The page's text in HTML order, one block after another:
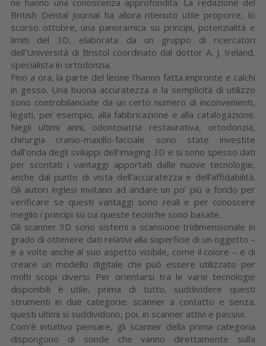
British Dental Journal ha allora ritenuto utile proporre, lo
scorso ottobre, una panoramica su principi, potenzialità e
limiti del 3D, elaborata da un gruppo di ricercatori
dell’Università di Bristol coordinato dal dottor A. J. Ireland,
specialista in ortodonzia.
Fino a ora, la parte del leone l’hanno fatta impronte e calchi
in gesso. Una buona accuratezza e la semplicità di utilizzo
sono controbilanciate da un certo numero di inconvenienti,
legati, per esempio, alla fabbricazione e alla catalogazione.
Negli ultimi anni, odontoiatria restaurativa, ortodonzia,
chirurgia cranio-maxillo-facciale sono state investite
dall’onda degli sviluppi dell’imaging 3D e si sono spesso dati
per scontati i vantaggi apportati dalle nuove tecnologie,
anche dal punto di vista dell’accuratezza e dell’affidabilità.
Gli autori inglesi invitano ad andare un po’ più a fondo per
verificare se questi vantaggi sono reali e per conoscere
meglio i principi su cui queste tecniche sono basate.
Gli scanner 3D sono sistemi a scansione tridimensionale in
grado di ottenere dati relativi alla superficie di un oggetto –
e a volte anche al suo aspetto visibile, come il colore – e di
creare un modello digitale che può essere utilizzato per
molti scopi diversi. Per orientarsi tra le varie tecnologie
disponibili è utile, prima di tutto, suddividere questi
strumenti in due categorie: scanner a contatto e senza;
questi ultimi si suddividono, poi, in scanner attivi e passivi.
Com’è intuitivo pensare, gli scanner della prima categoria
dispongono di sonde che vanno direttamente sulla